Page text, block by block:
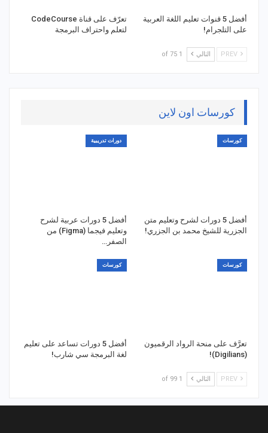
أفضل 5 قنوات تعليم اللغة العربية
على التلجرام!
تعرّف على قناة CodeCourse
لتعلم واحتراف البرمجة
التالي 1 of 75
كورسات اون لاين
كورسات
أفضل 5 دورات لشرح وتعليم متن
الجزرية للشيخ محمد بن الجزري!
دورات تدريبية
أفضل 5 دورات عربية لشرح
وتعليم فيجما (Figma) من
الصفر…
كورسات
تعرَّف على منحة الرواد الرقميون
(Digilians)!
كورسات
أفضل 5 دورات تساعد على تعليم
لغة البرمجة سي شارب!
التالي 1 of 99